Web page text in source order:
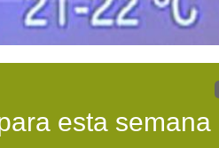
esta semana